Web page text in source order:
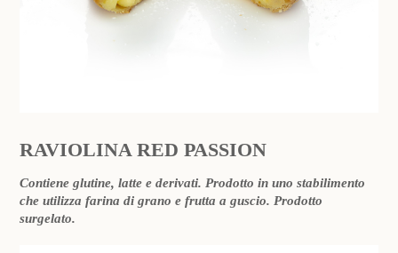
RAVIOLINA RED PASSION
Contiene glutine, latte e derivati. Prodotto in uno stabilimento
che utilizza farina di grano e frutta a guscio. Prodotto
surgelato.